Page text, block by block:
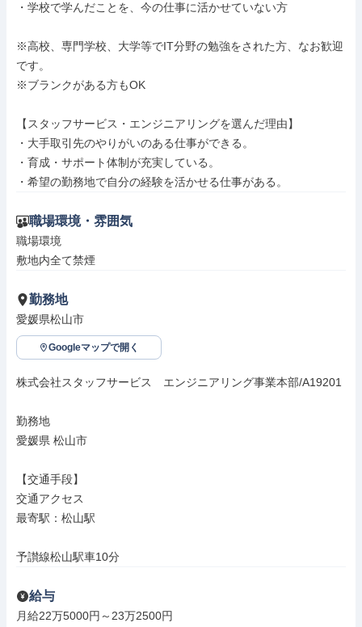
・学校で学んだことを、今の仕事に活かせていない方
※高校、専門学校、大学等でIT分野の勉強をされた方、なお歓迎
です。
※ブランクがある方もOK
【スタッフサービス・エンジニアリングを選んだ理由】
・大手取引先のやりがいのある仕事ができる。
・育成・サポート体制が充実している。
・希望の勤務地で自分の経験を活かせる仕事がある。
職場環境・雰囲気
職場環境
敷地内全て禁煙
勤務地
愛媛県松山市
Googleマップで開く
株式会社スタッフサービス　エンジニアリング事業本部/A19201
勤務地
愛媛県 松山市
【交通手段】
交通アクセス
最寄駅：松山駅
予讃線松山駅車10分
給与
月給22万5000円～23万2500円